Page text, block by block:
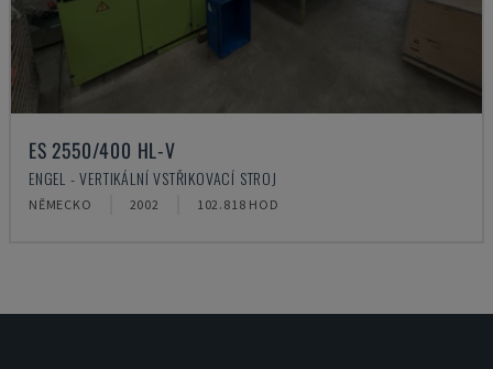
ES 2550/400 HL-V
ENGEL - VERTIKÁLNÍ VSTŘIKOVACÍ STROJ
NĚMECKO 2002 102.818 HOD